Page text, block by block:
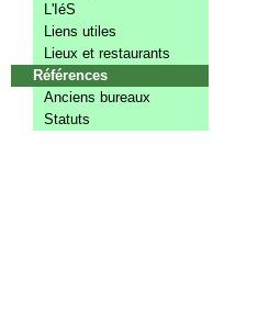
L'IéS
Liens utiles
Lieux et restaurants
Références
Anciens bureaux
Statuts